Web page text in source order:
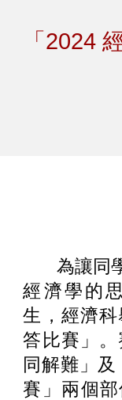
Skip to main
「2024
為讓同
經濟學的
生，經濟
答比賽」
同解難」
賽」兩個